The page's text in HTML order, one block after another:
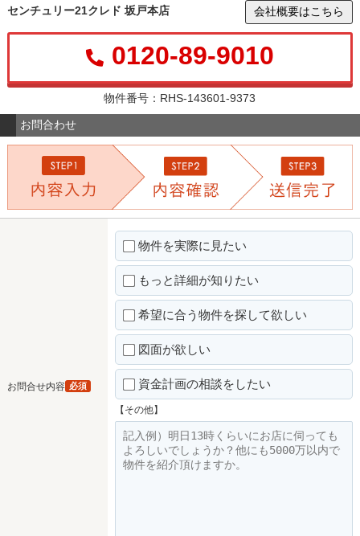
センチュリー21クレド 坂戸本店 会社概要はこちら
0120-89-9010
物件番号：RHS-143601-9373
お問合わせ
お問合せ内容 必須
物件を実際に見たい
もっと詳細が知りたい
希望に合う物件を探して欲しい
図面が欲しい
資金計画の相談をしたい
【その他】